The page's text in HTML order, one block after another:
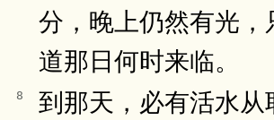
分，晚上仍然有光，
道那日何时来临。
8
到那天，必有活水从